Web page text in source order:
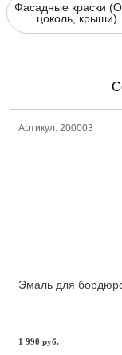
Фасадные краски
цоколь, крыши)
Артикул: 200003
Эмаль для
1 990 руб.